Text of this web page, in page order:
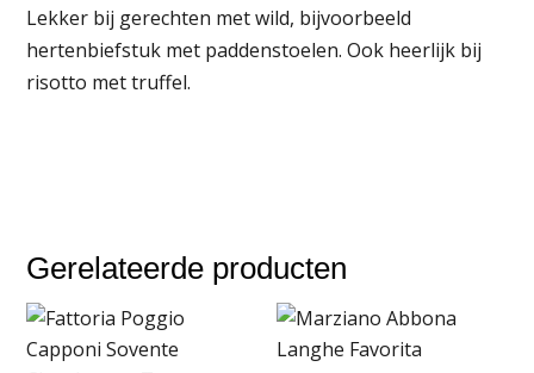
Lekker bij gerechten met wild, bijvoorbeeld
hertenbiefstuk met paddenstoelen. Ook heerlijk bij
risotto met truffel.
Gerelateerde producten